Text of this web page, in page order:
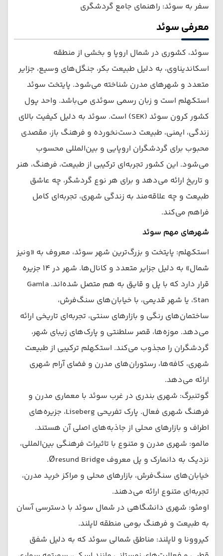
سفر به سوئد: راهنمای جامع گردشگری
معرفی سوئد
سوئد، کشوری در شمال اروپا و بخشی از منطقه
اسکاندیناوی، به دلیل طبیعت بکر، جنگل‌های وسیع، جزایر
متعدد و شهرهای مدرن شناخته می‌شود. پایتخت سوئد
استکهلم است و زبان رسمی سوئدی می‌باشد. واحد پول
کشور کرون سوئد (SEK) است. سوئد به دلیل کیفیت بالای
زندگی، ایمنی، طبیعت دست‌نخورده و فرهنگ باز، مقصدی
محبوب برای گردشگران اروپایی و بین‌المللی محسوب
می‌شود. این کشور تجربه‌ای ترکیبی از طبیعت، فرهنگ، هنر
و تاریخ ارائه می‌دهد و برای هر نوع گردشگر، چه عاشق
طبیعت و چه علاقه‌مند به زندگی شهری، تجربه‌ای کامل
فراهم می‌کند.
شهرهای مهم سوئد
استکهلم: پایتخت و بزرگ‌ترین شهر سوئد، معروف به «ونیز
شمال» به دلیل جزایر متعدد و کانال‌ها. شهر در ۱۴ جزیره
قرار دارد که با پل و قایق به هم متصل شده‌اند. Gamla
Stan، یا شهر قدیمی، با خیابان‌های سنگ‌فرش،
ساختمان‌های رنگی و بازارهای سنتی، تجربه‌ای تاریخی ارائه
می‌دهد. موزه‌ها، قصر سلطنتی و پارک‌های زیبای شهر،
گردشگران را مجذوب می‌کند. استکهلم ترکیبی از طبیعت
شهری، کافه‌ها، رستوران‌های مدرن و فضای آرام شهری
ارائه می‌دهد.
گوتنبرگ: شهری بندری در غرب سوئد با معماری مدرن و
فرهنگ شهری فعال. پارک تفریحی Liseberg، جزیره‌های
اطراف و بازارهای محلی از جاذبه‌های اصلی آن هستند.
مالمو: شهری مدرن و متنوع با تاثیرات فرهنگی بین‌المللی،
نزدیک به دانمارک و پل معروف Øresund Bridge.
خیابان‌های سنگ‌فرش، بازارهای محلی و مراکز خرید مدرن،
تجربه‌ای متنوع ارائه می‌دهند.
اومئو: شهری دانشگاهی در شمال سوئد با دسترسی آسان
به طبیعت و فرهنگ بومی منطقه لاپلند.
کیروونا و لاپلند: مناطق شمالی سوئد که به دلیل شفق